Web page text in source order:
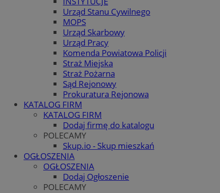
Urząd Stanu Cywilnego
MOPS
Urząd Skarbowy
Urząd Pracy
Komenda Powiatowa Policji
Straż Miejska
Straż Pożarna
Sąd Rejonowy
Prokuratura Rejonowa
KATALOG FIRM
KATALOG FIRM
Dodaj firmę do katalogu
POLECAMY
Skup.io - Skup mieszkań
OGŁOSZENIA
OGŁOSZENIA
Dodaj Ogłoszenie
POLECAMY